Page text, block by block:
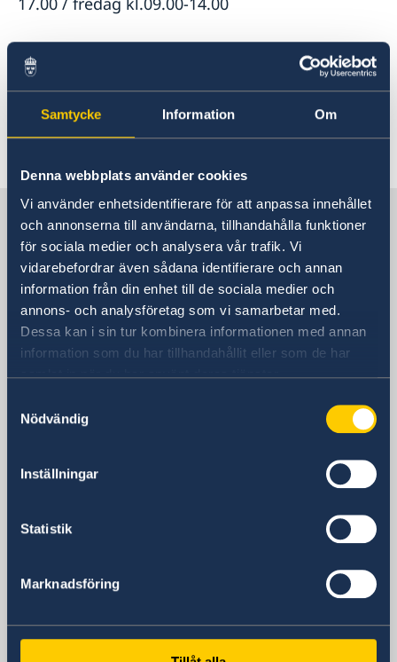
Samtycke Information Om
Denna webbplats använder cookies
Vi använder enhetsidentifierare för att anpassa innehållet
och annonserna till användarna, tillhandahålla funktioner
för sociala medier och analysera vår trafik. Vi
vidarebefordrar även sådana identifierare och annan
information från din enhet till de sociala medier och
annons- och analysföretag som vi samarbetar med.
Dessa kan i sin tur kombinera informationen med annan
information som du har tillhandahållit eller som de har
samlat in när du har använt deras tjänster.
Nödvändig
Inställningar
Statistik
Marknadsföring
Sverige i Spanien
Sveriges ambassad
Besöksadress
Calle Caracas, 25
Madrid
Postadress
Calle Caracas, 25
Spanien
+34 91 702 2000
Ambassaden
E-postadress
Allmänn information & konsulära ärenden